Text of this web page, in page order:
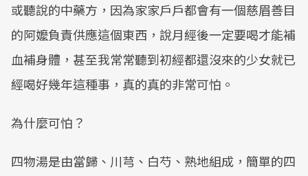
或聽說的中藥方，因為家家戶戶都會有一個慈眉善目
的阿嬤負責供應這個東西，說月經後一定要喝才能補
血補身體，甚至我常常聽到初經都還沒來的少女就已
經喝好幾年這種事，真的真的非常可怕。
為什麼可怕？
四物湯是由當歸、川芎、白芍、熟地組成，簡單的四